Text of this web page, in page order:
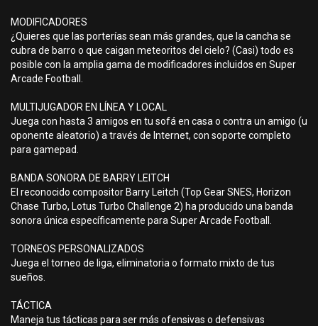
MODIFICADORES
¿Quieres que las porterías sean más grandes, que la cancha se
cubra de barro o que caigan meteoritos del cielo? (Casi) todo es
posible con la amplia gama de modificadores incluidos en Super
Arcade Football.
MULTIJUGADOR EN LÍNEA Y LOCAL
Juega con hasta 3 amigos en tu sofá en casa o contra un amigo (u
oponente aleatorio) a través de Internet, con soporte completo
para gamepad.
BANDA SONORA DE BARRY LEITCH
El reconocido compositor Barry Leitch (Top Gear SNES, Horizon
Chase Turbo, Lotus Turbo Challenge 2) ha producido una banda
sonora única específicamente para Super Arcade Football.
TORNEOS PERSONALIZADOS
Juega el torneo de liga, eliminatoria o formato mixto de tus
sueños.
TÁCTICA
Maneja tus tácticas para ser más ofensivas o defensivas